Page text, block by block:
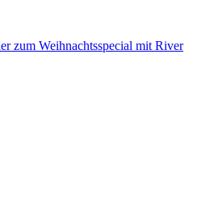
zum Weihnachtsspecial mit River